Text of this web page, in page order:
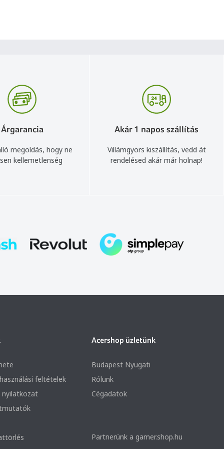
Árgarancia
megoldás, hogy ne
kellemetlenség
Akár 1 napos szállítás
Villámgyors kiszállítás, vedd át
rendelésed akár már holnap!
feltételek
nyilatkozat
Acershop üzletünk
Budapest Nyugati
Rólunk
Cégadatok
Partnerünk a gamer.shop.hu